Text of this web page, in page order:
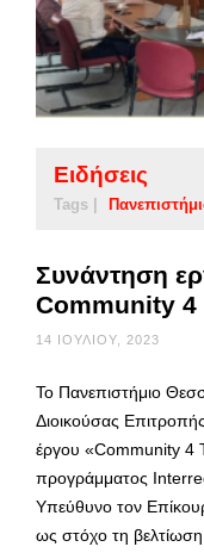
Ειδήσεις
Tags |
Συνάντηση
Community 4
14 ΙΟΥΛΊΟΥ, 2023
Το Πανεπιστήμιο
Διοικούσας
έργου «Community 4
προγράμματος
Υπεύθυνο τον
ως στόχο τη βελτίωση